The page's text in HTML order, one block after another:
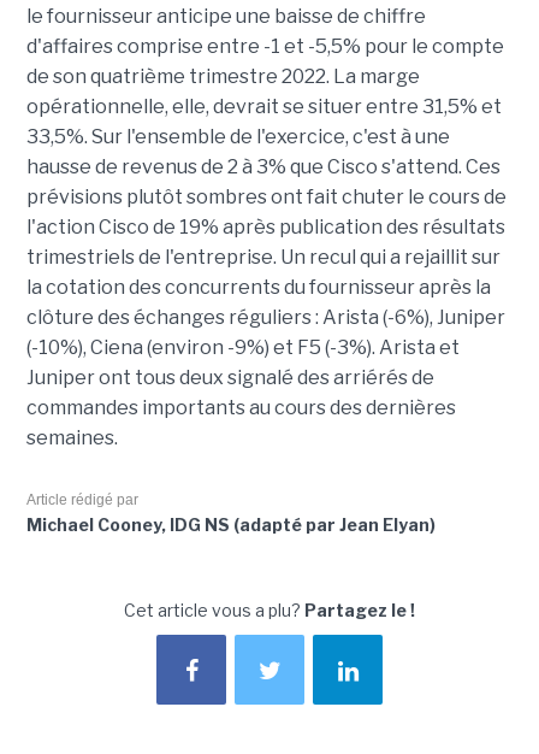
le fournisseur anticipe une baisse de chiffre
d'affaires comprise entre -1 et -5,5% pour le compte
de son quatrième trimestre 2022. La marge
opérationnelle, elle, devrait se situer entre 31,5% et
33,5%. Sur l'ensemble de l'exercice, c'est à une
hausse de revenus de 2 à 3% que Cisco s'attend. Ces
prévisions plutôt sombres ont fait chuter le cours de
l'action Cisco de 19% après publication des résultats
trimestriels de l'entreprise. Un recul qui a rejaillit sur
la cotation des concurrents du fournisseur après la
clôture des échanges réguliers : Arista (-6%), Juniper
(-10%), Ciena (environ -9%) et F5 (-3%). Arista et
Juniper ont tous deux signalé des arriérés de
commandes importants au cours des dernières
semaines.
Article rédigé par
Michael Cooney, IDG NS (adapté par Jean Elyan)
Cet article vous a plu? Partagez le !